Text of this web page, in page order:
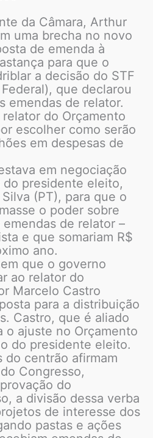
da Câmara, Arthur
uma brecha no novo
de emenda à
para que o
a decisão do STF
que declarou
emendas de relator.
do Orçamento
escolher como serão
em despesas de
em negociação
presidente eleito,
(PT), para que o
o poder sobre
de relator –
e que somariam R$
ano.
que o governo
ao relator do
Marcelo Castro
para a distribuição
Castro, que é aliado
o ajuste no Orçamento
do presidente eleito.
do centrão afirmam
Congresso,
do
a divisão dessa verba
de interesse dos
pastas e ações